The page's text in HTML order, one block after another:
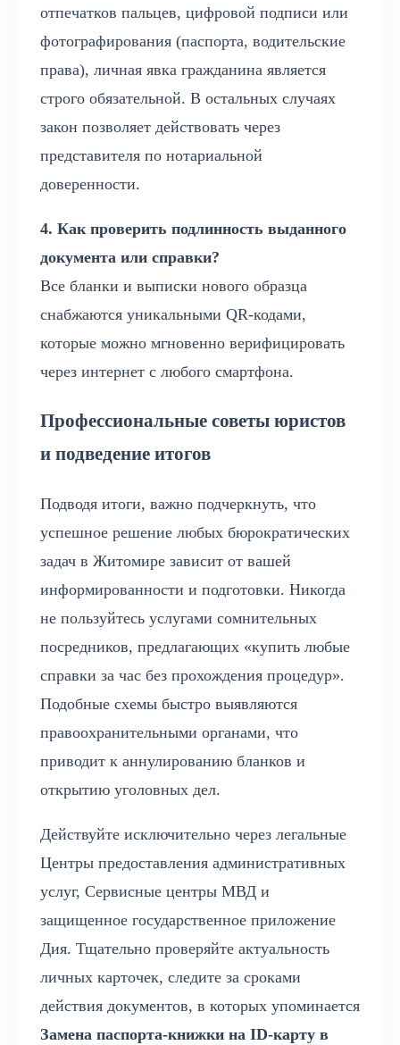
отпечатков пальцев, цифровой подписи или
фотографирования (паспорта, водительские
права), личная явка гражданина является
строго обязательной. В остальных случаях
закон позволяет действовать через
представителя по нотариальной
доверенности.
4. Как проверить подлинность выданного
документа или справки?
Все бланки и выписки нового образца
снабжаются уникальными QR-кодами,
которые можно мгновенно верифицировать
через интернет с любого смартфона.
Профессиональные советы юристов
и подведение итогов
Подводя итоги, важно подчеркнуть, что
успешное решение любых бюрократических
задач в Житомире зависит от вашей
информированности и подготовки. Никогда
не пользуйтесь услугами сомнительных
посредников, предлагающих «купить любые
справки за час без прохождения процедур».
Подобные схемы быстро выявляются
правоохранительными органами, что
приводит к аннулированию бланков и
открытию уголовных дел.
Действуйте исключительно через легальные
Центры предоставления административных
услуг, Сервисные центры МВД и
защищенное государственное приложение
Дия. Тщательно проверяйте актуальность
личных карточек, следите за сроками
действия документов, в которых упоминается
Замена паспорта-книжки на ID-карту в